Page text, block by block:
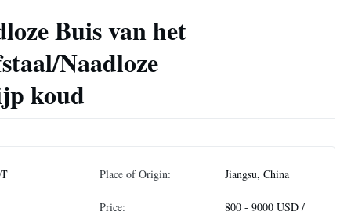
Buis van het
Naadloze
koud
Place of Origin: Jiangsu, China
Price:
800 - 9000 USD /